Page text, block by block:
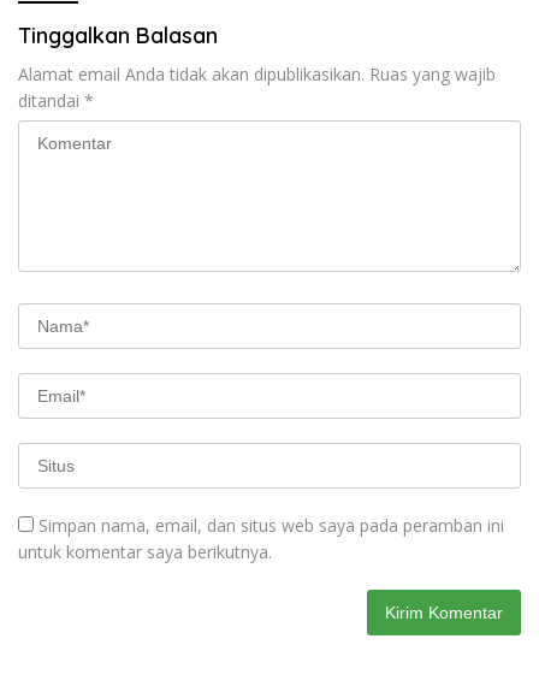
Tinggalkan Balasan
Alamat email Anda tidak akan dipublikasikan. Ruas yang wajib
ditandai *
Simpan nama, email, dan situs web saya pada peramban ini
untuk komentar saya berikutnya.